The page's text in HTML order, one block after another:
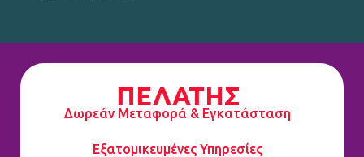
ΠΕΛΑΤΗΣ
Δωρεάν Μεταφορά & Εγκατάσταση
Εξατομικευμένες Υπηρεσίες